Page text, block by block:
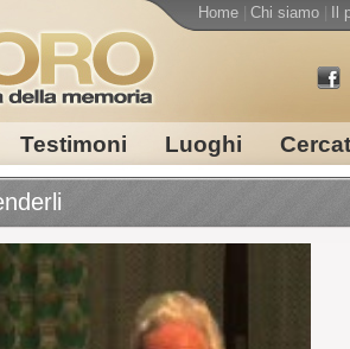
Testimoni Luoghi
Home Chi siamo Il